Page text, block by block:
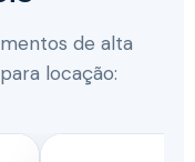
de alta
locação: